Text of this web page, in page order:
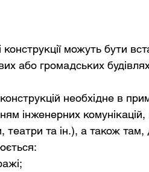
можуть бути
або громадських
необхідне в
інженерних
театри та ін.), а також